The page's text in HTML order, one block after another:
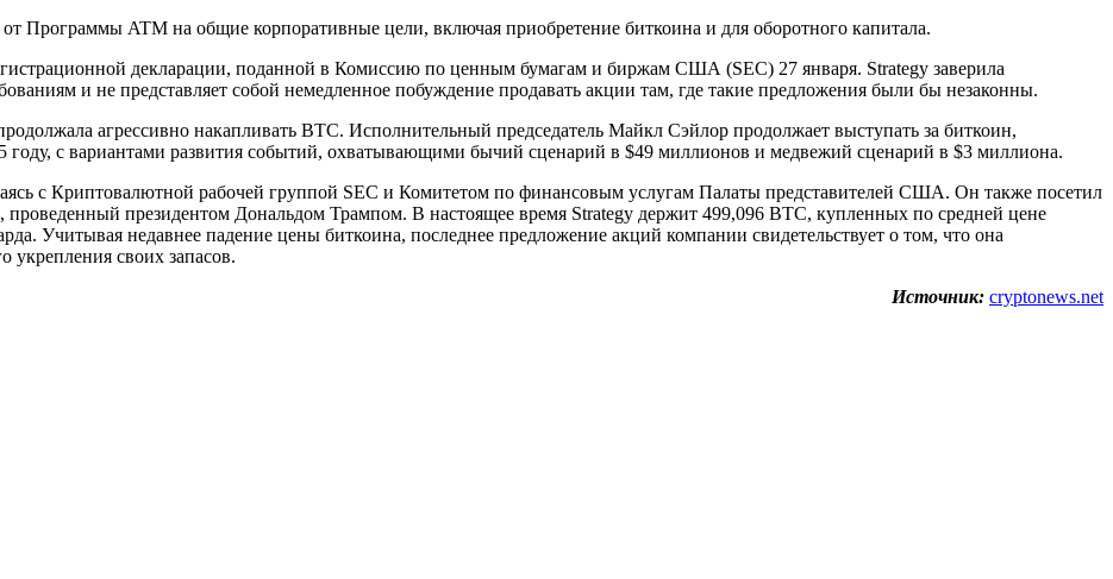
от Программы ATM на общие корпоративные цели, включая приобретение биткоина и для оборотного капитала.
декларации, поданной в Комиссию по ценным бумагам и биржам США (SEC) 27 января. Strategy заверила
и не представляет собой немедленное побуждение продавать акции там, где такие предложения были бы незаконны.
агрессивно накапливать BTC. Исполнительный председатель Майкл Сэйлор продолжает выступать за биткоин,
году, с вариантами развития событий, охватывающими бычий сценарий в $49 миллионов и медвежий сценарий в $3 миллиона.
с Криптовалютной рабочей группой SEC и Комитетом по финансовым услугам Палаты представителей США. Он также посетил
президентом Дональдом Трампом. В настоящее время Strategy держит 499,096 BTC, купленных по средней цене
Учитывая недавнее падение цены биткоина, последнее предложение акций компании свидетельствует о том, что она
укрепления своих запасов.
Источник: cryptonews.net